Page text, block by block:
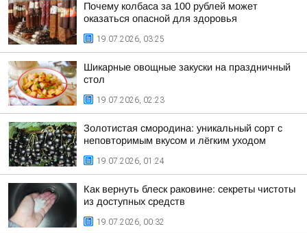
Почему колбаса за 100 рублей может
оказаться опасной для здоровья
19.07.2026, 03:25
Шикарные овощные закуски на праздничный
стол
19.07.2026, 02:23
Золотистая смородина: уникальный сорт с
неповторимым вкусом и лёгким уходом
19.07.2026, 01:24
Как вернуть блеск раковине: секреты чистоты
из доступных средств
19.07.2026, 00:32